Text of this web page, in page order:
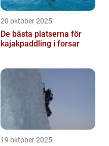
20 oktober 2025
De bästa platserna för
kajakpaddling i forsar
19 oktober 2025